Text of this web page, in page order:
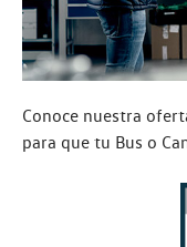
Conoce nuestra
para que tu Bus o